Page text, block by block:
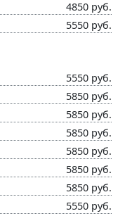
4850 руб.
5550 руб.
5550 руб.
5850 руб.
5850 руб.
5850 руб.
5850 руб.
5850 руб.
5850 руб.
5550 руб.